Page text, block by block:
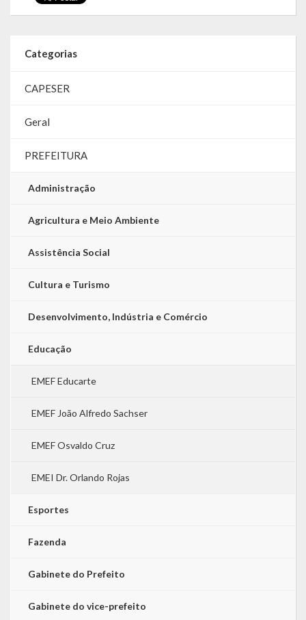
RGF – Relatório de Gestão Fiscal
RREO – Relatório Resumido da Execução Orçamentária
LOA – Lei Orçamentária Anual
RC – Relatório Circunstanciado
Categorias
CAPESER
Geral
PREFEITURA
Administração
Agricultura e Meio Ambiente
Assistência Social
Cultura e Turismo
Desenvolvimento, Indústria e Comércio
Educação
EMEF Educarte
EMEF João Alfredo Sachser
EMEF Osvaldo Cruz
EMEI Dr. Orlando Rojas
Esportes
Fazenda
Gabinete do Prefeito
Gabinete do vice-prefeito